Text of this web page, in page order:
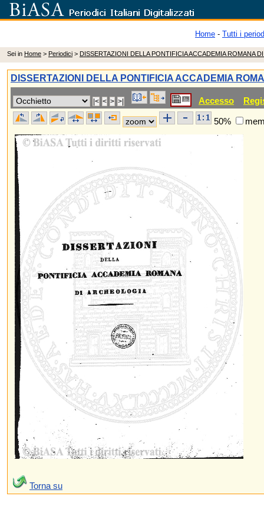
Home - Tutti i
Sei in Home > Periodici > DISSERTAZIONI DELLA PONTIFICIA ACCADEMIA ROMANA
DISSERTAZIONI DELLA PONTIFICIA ACCADEMIA
Accesso
50%
Torna su